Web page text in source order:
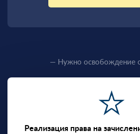
— Нужно освобождение
Реализация права на